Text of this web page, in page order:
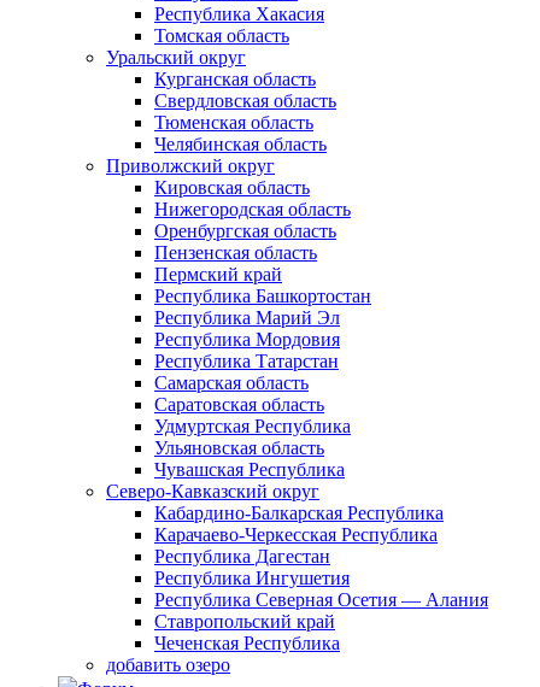
Республика Хакасия
Томская область
Уральский округ
Курганская область
Свердловская область
Тюменская область
Челябинская область
Приволжский округ
Кировская область
Нижегородская область
Оренбургская область
Пензенская область
Пермский край
Республика Башкортостан
Республика Марий Эл
Республика Мордовия
Республика Татарстан
Самарская область
Саратовская область
Удмуртская Республика
Ульяновская область
Чувашская Республика
Северо-Кавказский округ
Кабардино-Балкарская Республика
Карачаево-Черкесская Республика
Республика Дагестан
Республика Ингушетия
Республика Северная Осетия — Алания
Ставропольский край
Чеченская Республика
добавить озеро